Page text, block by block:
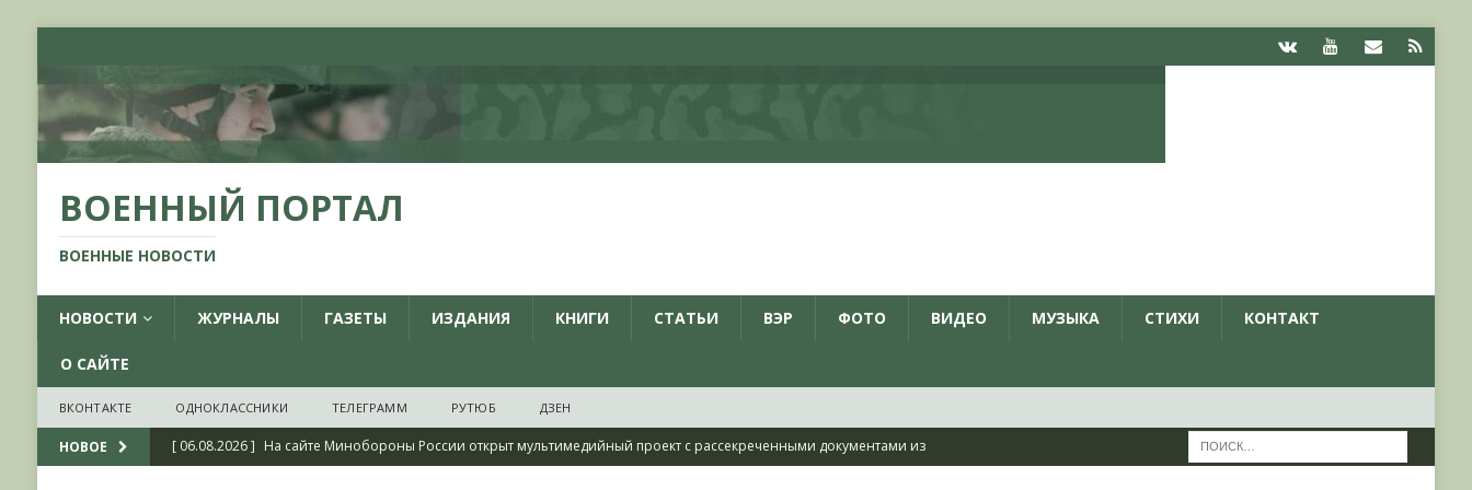
ВОЕННЫЙ ПОРТАЛ
ВОЕННЫЕ НОВОСТИ
НОВОСТИ ЖУРНАЛЫ ГАЗЕТЫ ИЗДАНИЯ КНИГИ СТАТЬИ ВЭР ФОТО ВИДЕО МУЗЫКА СТИХИ КОНТАКТ
О САЙТЕ
ВКОНТАКТЕ ОДНОКЛАССНИКИ ТЕЛЕГРАММ РУТЮБ ДЗЕН
НОВОЕ [ 06.08.2026 ] На сайте Минобороны России открыт мультимедийный проект с рассекреченными документами из